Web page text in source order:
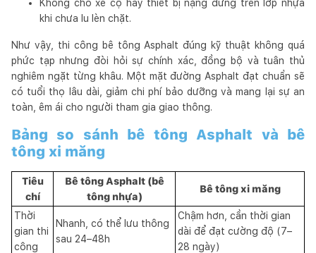
Không cho xe cộ hay thiết bị nặng đứng trên lớp nhựa
khi chưa lu lèn chặt.
Như vậy, thi công bê tông Asphalt đúng kỹ thuật không quá
phức tạp nhưng đòi hỏi sự chính xác, đồng bộ và tuân thủ
nghiêm ngặt từng khâu. Một mặt đường Asphalt đạt chuẩn sẽ
có tuổi thọ lâu dài, giảm chi phí bảo dưỡng và mang lại sự an
toàn, êm ái cho người tham gia giao thông.
Bảng so sánh bê tông Asphalt và bê
tông xi măng
Tiêu
chí
Bê tông Asphalt (bê
tông nhựa)
Bê tông xi măng
Thời
gian thi
công
Nhanh, có thể lưu thông
sau 24–48h
Chậm hơn, cần thời gian
dài để đạt cường độ (7–
28 ngày)